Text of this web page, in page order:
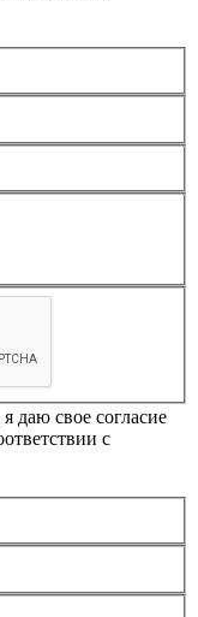
даю свое согласие
с